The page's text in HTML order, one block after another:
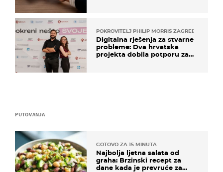
PUTOVANJA
GOTOVO ZA 15 MINUTA
Najbolja ljetna salata od
graha: Brzinski recept za
dane kada je prevruće za
POKROVITELJ PHILIP MORRIS ZAGREB
Digitalna rješenja za stvarne
probleme: Dva hrvatska
projekta dobila potporu za